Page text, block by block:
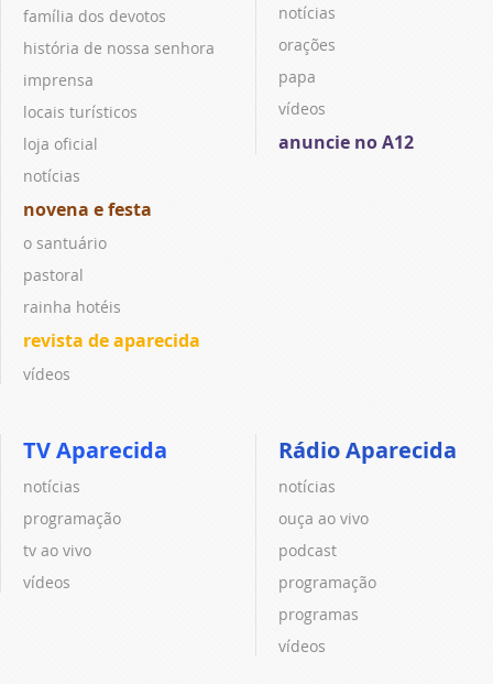
família dos devotos
história de nossa senhora
imprensa
locais turísticos
loja oficial
notícias
novena e festa
o santuário
pastoral
rainha hotéis
revista de aparecida
vídeos
notícias
orações
papa
vídeos
anuncie no A12
TV Aparecida
notícias
programação
tv ao vivo
vídeos
Rádio Aparecida
notícias
ouça ao vivo
podcast
programação
programas
vídeos